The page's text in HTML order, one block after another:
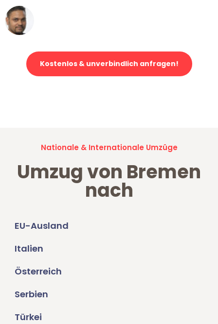
Kostenlos & unverbindlich anfragen!
Nationale & Internationale Umzüge
Umzug von Bremen
nach
EU-Ausland
Italien
Österreich
Serbien
Türkei